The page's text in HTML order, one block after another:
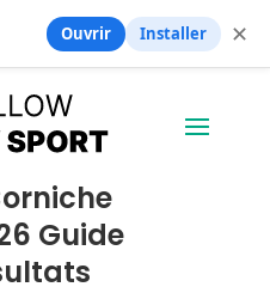
Guide
Ouvrir Installer ✕